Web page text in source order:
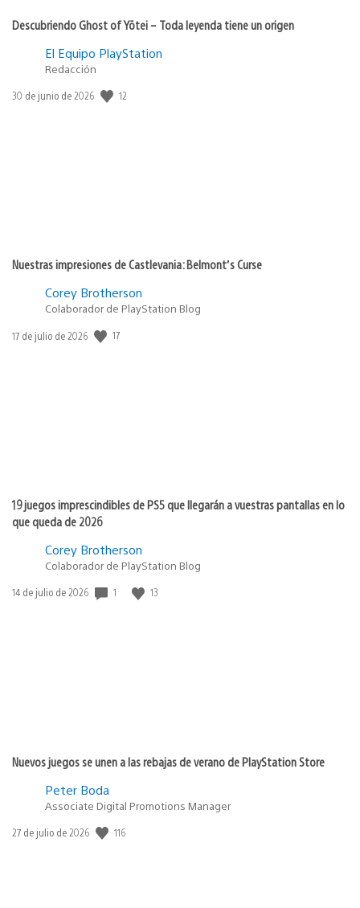
Descubriendo Ghost of Yōtei – Toda leyenda tiene un origen
El Equipo PlayStation
Redacción
Fecha
30 de junio de 2026 12
Nuestras impresiones de Castlevania: Belmont’s Curse
Corey Brotherson
Colaborador de PlayStation Blog
Fecha
17 de julio de 2026 17
19 juegos imprescindibles de PS5 que llegarán a vuestras pantallas en lo
que queda de 2026
Corey Brotherson
Colaborador de PlayStation Blog
Fecha
14 de julio de 2026 1 13
Nuevos juegos se unen a las rebajas de verano de PlayStation Store
Peter Boda
Associate Digital Promotions Manager
Fecha
27 de julio de 2026 116